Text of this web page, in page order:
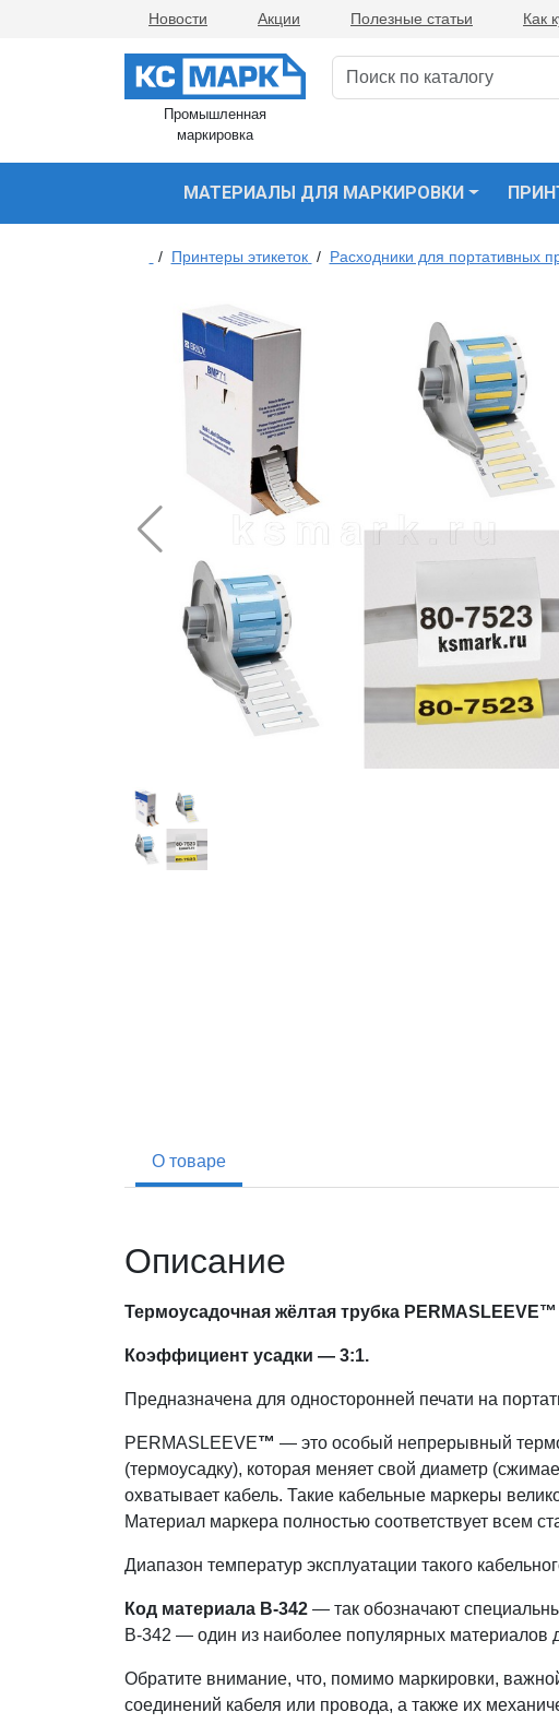
Новости Акции Полезные статьи Как
Промышленная
маркировка
МАТЕРИАЛЫ ДЛЯ МАРКИРОВКИ
/ Принтеры этикеток / Расходники для портативных
О товаре
Описание
Термоусадочная жёлтая трубка
Коэффициент усадки — 3:1.
Предназначена для односторонней печати на
PERMASLEEVE™ — это особый непрерывный
(термоусадку), которая меняет свой диаметр
охватывает кабель. Такие кабельные маркеры
Материал маркера полностью соответствует всем
Диапазон температур эксплуатации такого
Код материала B-342 — так обозначают
B-342 — один из наиболее популярных
Обратите внимание, что, помимо маркировки,
соединений кабеля или провода, а также их